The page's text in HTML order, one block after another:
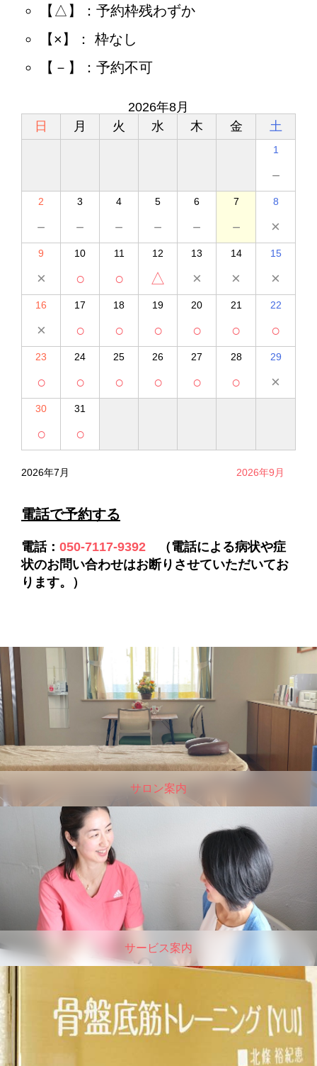
【△】：予約枠残わずか
【×】： 枠なし
【－】：予約不可
2026年8月
日
月 火 水 木 金 土
1
－
2
－
3
－
4
－
5
－
6
－
7
－
8
×
9
×
10
○
11
○
12
△
13
×
14
×
15
×
16
×
17
○
18
○
19
○
20
○
21
○
22
○
23
○
24
○
25
○
26
○
27
○
28
○
29
×
30
○
31
○
2026年7月 2026年9月
電話で予約する
電話： 050-7117-9392 （電話による病状や症
状のお問い合わせはお断りさせていただいてお
ります。）
サロン案内
サービス案内